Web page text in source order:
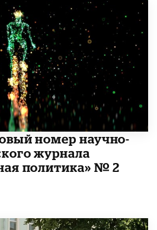
номер научно-
журнала
политика» № 2